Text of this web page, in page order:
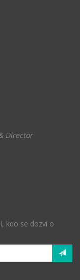
Director
kdo se dozví o